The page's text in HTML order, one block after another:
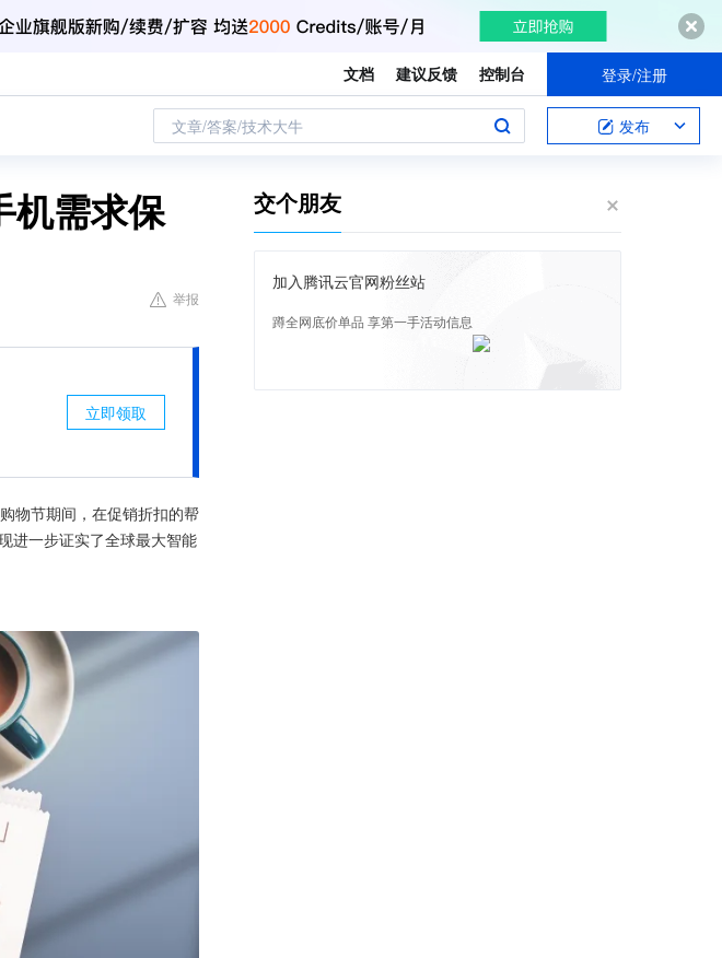
文档 建议反馈 控制台 登录/注册
文章/答案/技术大牛 发布
需求保
举报
立即领取
物节期间，在促销折扣的帮
进一步证实了全球最大智能
交个朋友
加入腾讯云官网粉丝站
蹲全网底价单品 享第一手活动信息